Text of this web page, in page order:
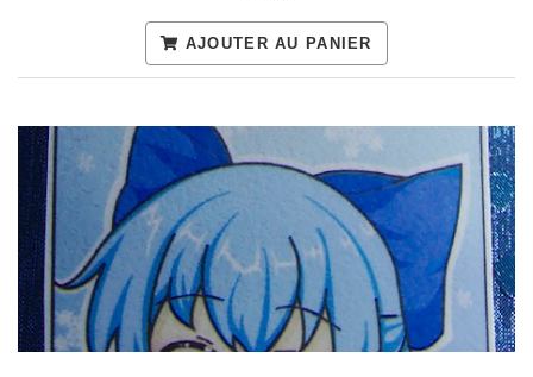
AJOUTER AU PANIER